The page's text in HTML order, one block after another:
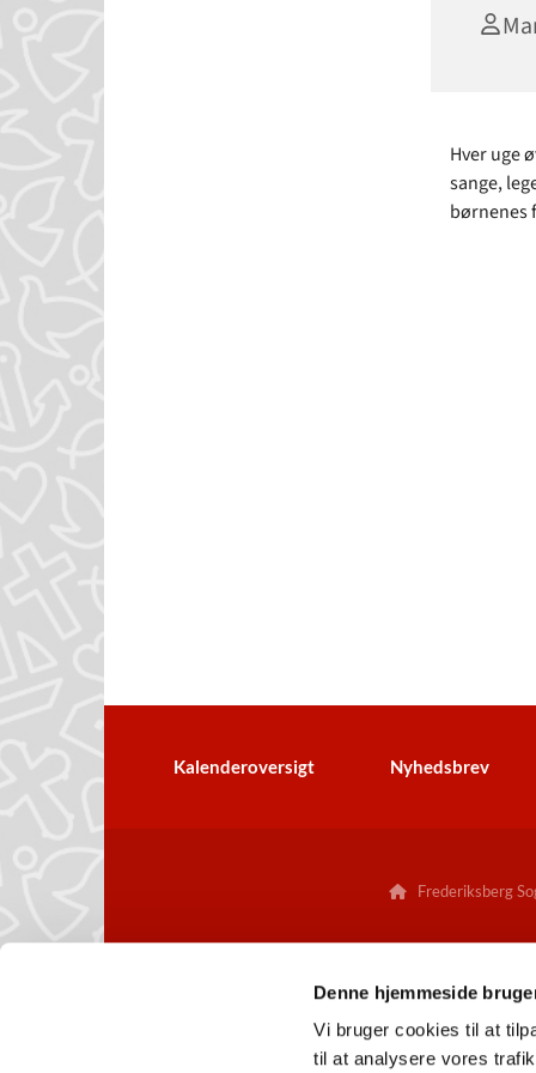
Denne hjemmeside
Vi bruger cookies til at
til at analysere vores
Hver uge
sange,
børnenes
Kalenderoversigt Nyhedsbrev
Frederiksberg